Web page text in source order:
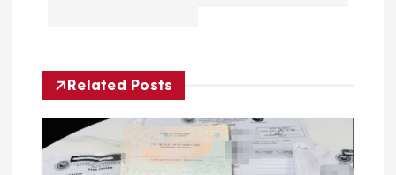
航
Related Posts